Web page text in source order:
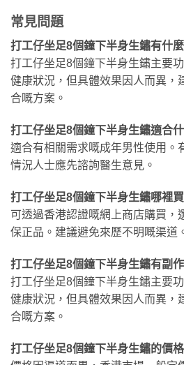
常見問題
打工仔坐足8個鐘下半身生鏽有什
打工仔坐足8個鐘下半身生鏽主要
健康狀況，但具體效果因人而異，
合嘅方案。
打工仔坐足8個鐘下半身生鏽適合
適合有相關需求嘅成年男性使用。
情況人士應先諮詢醫生意見。
打工仔坐足8個鐘下半身生鏽哪裡買
可透過香港認證嘅網上商店購買，
保正品。建議避免來歷不明嘅渠道
打工仔坐足8個鐘下半身生鏽有副
打工仔坐足8個鐘下半身生鏽主要
健康狀況，但具體效果因人而異，
合嘅方案。
打工仔坐足8個鐘下半身生鏽的價